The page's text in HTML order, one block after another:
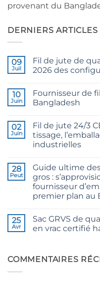
provenant du
DERNIERS ARTICLES
09
Juil
Fil de jute de
2026 des
sur
CB
Grade
The
Technical
2026
Guide
and
36/4
Configurations
10
Juin
Fournisseur de
Bangladesh
sur
Raw
Jute
Fibre
02
Juin
Fil de jute 24/3
tissage,
industrielles
sur
24/3
CB
Grade
Jute
Yarn:
for
Weaving,
Packaging
28
Peut
Guide ultime
gros :
fournisseur
premier plan au
sur
The
Ultimate
PP
Woven
25
Avr
Sac GRVS de
en vrac certifié
Food
Grade
COMMENTAIRES